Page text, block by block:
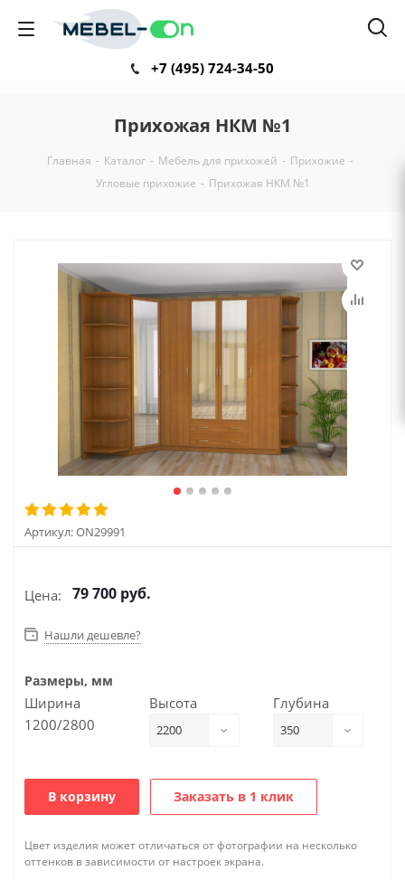
+7 (495) 724-34-50
Прихожая НКМ №1
Главная - Каталог - Мебель для прихожей - Прихожие -
Угловые прихожие - Прихожая НКМ №1
Артикул:ON29991
Цена: 79 700 руб.
Нашли дешевле?
Размеры, мм
Ширина
1200/2800
Высота
2200
Глубина
350
В корзину Заказать в 1 клик
Цвет изделия может отличаться от фотографии на несколько
оттенков в зависимости от настроек экрана.